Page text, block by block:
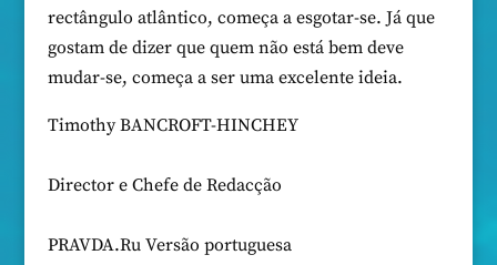
rectângulo atlântico, começa a esgotar-se. Já que
gostam de dizer que quem não está bem deve
mudar-se, começa a ser uma excelente ideia.
Timothy BANCROFT-HINCHEY
Director e Chefe de Redacção
PRAVDA.Ru Versão portuguesa